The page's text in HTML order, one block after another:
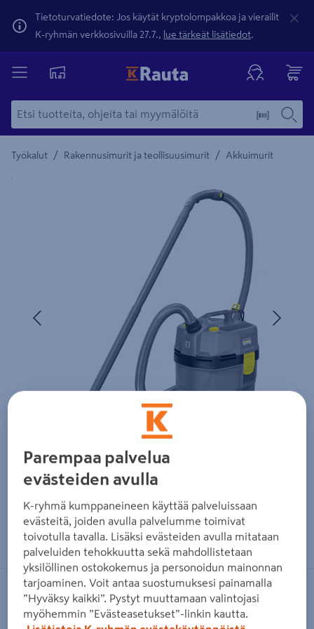
Tietoturvatiedote: Jos käytät kryptolompakkoa ja vierailit
K-ryhmän verkkosivuilla 27.7., lue tärkeät lisätiedot.
Työkalut / Rakennusimurit ja teollisuusimurit / Akkuimurit
Yksityiskohtainen kuvaus löytyy Tuotteen kuvaus -
Zoomaa kuvaa sormilla kosketusnäytöllä
Akkuimuri Kärcher NT 22/1 Ap Bp L
KÄRCHER PROFESSIONAL
Parempaa palvelua
evästeiden avulla
K-ryhmä kumppaneineen käyttää palveluissaan
evästeitä, joiden avulla palvelumme toimivat
toivotulla tavalla. Lisäksi evästeiden avulla mitataan
palveluiden tehokkuutta sekä mahdollistetaan
yksilöllinen ostokokemus ja personoidun mainonnan
tarjoaminen. Voit antaa suostumuksesi painamalla
”Hyväksy kaikki”. Pystyt muuttamaan valintojasi
myöhemmin ”Evästeasetukset”-linkin kautta.